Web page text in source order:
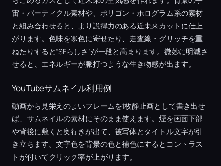
宙・パーティクル素材や、ポリゴン・ホログラム系の素材
と組み合わせると、より説得力のある近未来カットに仕上
がります。色味を寒色に寄せたり、走査線・グリッチを重
ねたりすると“SFらしさ”が一段と高まります。微妙に明滅さ
せると、エネルギーが脈打つような生き物感が出ます。
YouTubeサムネイル利用例
動画から見栄えのよいフレームを1枚静止画として書き出せ
ば、サムネイルの素材にそのまま使えます。煙を画面下部
や背後に敷くと奥行きが出て、被写体とタイトル文字が引
き立ちます。文字色を背景の色と補色にするとコントラス
トが付いてクリック率が上がります。